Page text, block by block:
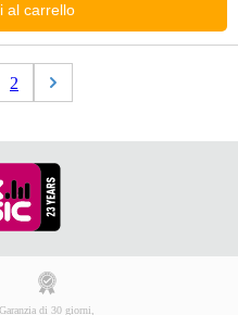
al carrello
2
Garanzia di 30 giorni,